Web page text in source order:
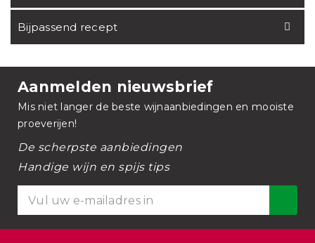
Bijpassend recept
Aanmelden nieuwsbrief
Mis niet langer de beste wijnaanbiedingen en mooiste
proeverijen!
De scherpste aanbiedingen
Handige wijn en spijs tips